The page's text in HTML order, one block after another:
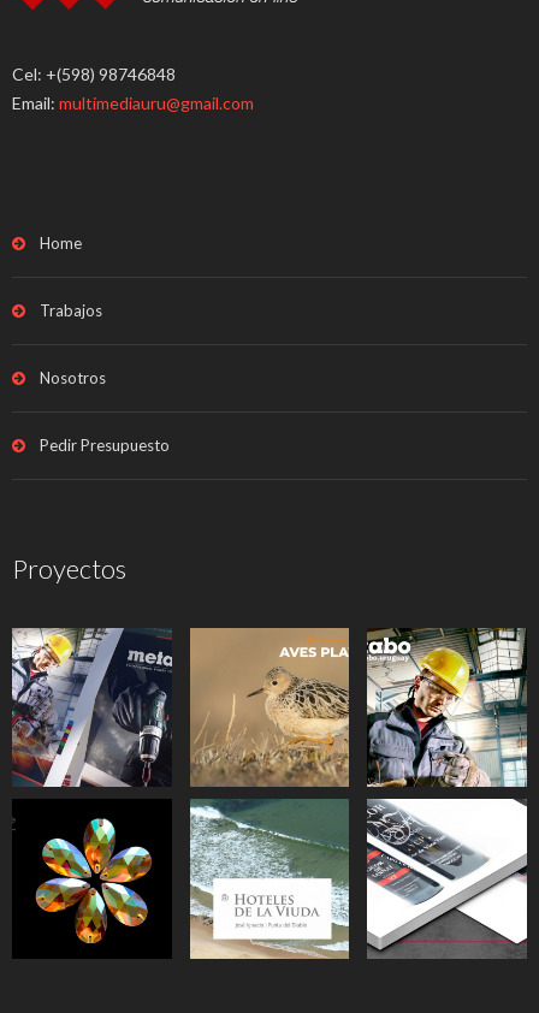
Cel: +(598) 98746848
Email: multimediauru@gmail.com
Home
Trabajos
Nosotros
Pedir Presupuesto
Proyectos